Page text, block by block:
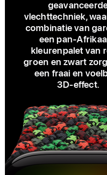
vlechttechniek,
combinatie van
een
kleurenpalet van
groen en zwart
een fraai en
3D‑effect.